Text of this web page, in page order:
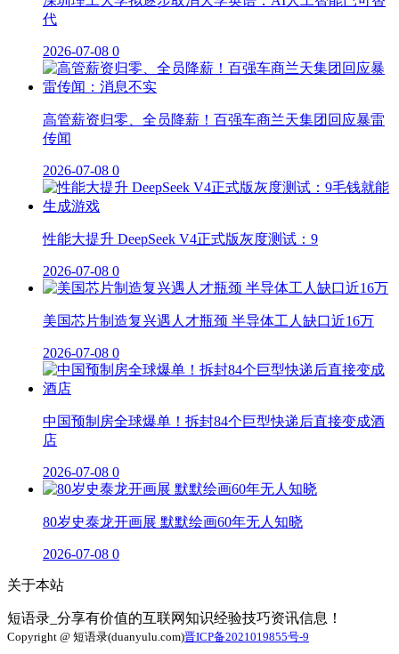
代
2026-07-08 0
高管薪资归零、全员降薪！百强车商兰天集团回应暴雷
传闻
2026-07-08 0
性能大提升 DeepSeek V4正式版灰度测试：9
2026-07-08 0
美国芯片制造复兴遇人才瓶颈 半导体工人缺口近16万
2026-07-08 0
中国预制房全球爆单！拆封84个巨型快递后直接变成酒
店
2026-07-08 0
80岁史泰龙开画展 默默绘画60年无人知晓
2026-07-08 0
关于本站
短语录_分享有价值的互联网知识经验技巧资讯信息！
Copyright @ 短语录(duanyulu.com)晋ICP备2021019855号-9